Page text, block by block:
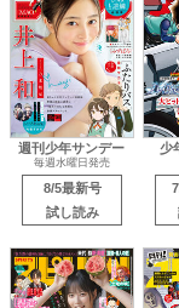
週刊少年サンデー
毎週水曜日発売
8/5最新号
試し読み
少